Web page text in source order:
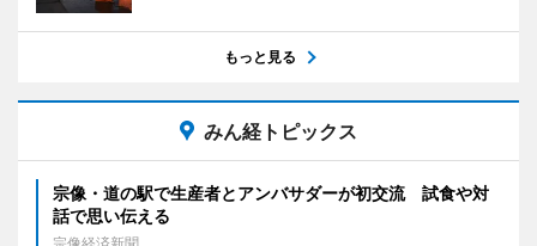
もっと見る
みん経トピックス
宗像・道の駅で生産者とアンバサダーが初交流 試食や対
話で思い伝える
宗像経済新聞